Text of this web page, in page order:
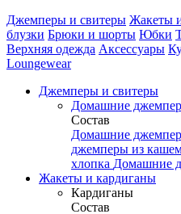
Джемперы и свитеры Жакеты
блузки Брюки и шорты Юбки
Верхняя одежда Аксесcуары
Loungewear
Джемперы и свитеры
Домашние
Состав
Домашние
джемперы из
хлопка Домашние
Жакеты и кардиганы
Кардиганы
Состав